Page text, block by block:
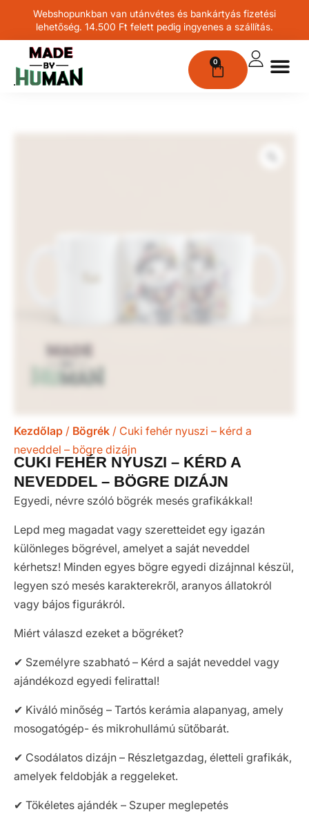
Webshopunkban van utánvétes és bankártyás fizetési
lehetőség. 14.500 Ft felett pedig ingyenes a szállítás.
0
Kezdőlap / Bögrék / Cuki fehér nyuszi – kérd a
neveddel – bögre dizájn
CUKI FEHÉR NYUSZI – KÉRD A
NEVEDDEL – BÖGRE DIZÁJN
Egyedi, névre szóló bögrék mesés grafikákkal!
Lepd meg magadat vagy szeretteidet egy igazán
különleges bögrével, amelyet a saját neveddel
kérhetsz! Minden egyes bögre egyedi dizájnnal készül,
legyen szó mesés karakterekről, aranyos állatokról
vagy bájos figurákról.
Miért válaszd ezeket a bögréket?
✔ Személyre szabható – Kérd a saját neveddel vagy
ajándékozd egyedi felirattal!
✔ Kiváló minőség – Tartós kerámia alapanyag, amely
mosogatógép- és mikrohullámú sütőbarát.
✔ Csodálatos dizájn – Részletgazdag, életteli grafikák,
amelyek feldobják a reggeleket.
✔ Tökéletes ajándék – Szuper meglepetés